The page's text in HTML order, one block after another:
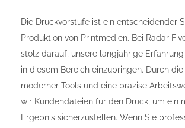
Die Druckvorstufe ist ein entscheidender
Produktion von Printmedien. Bei Radar
stolz darauf, unsere langjährige
in diesem Bereich einzubringen. Durch
moderner Tools und eine präzise
wir Kundendateien für den Druck, um ein
Ergebnis sicherzustellen. Wenn Sie